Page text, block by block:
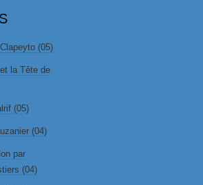
(05)
la Tête de
(05)
(04)
par
(04)